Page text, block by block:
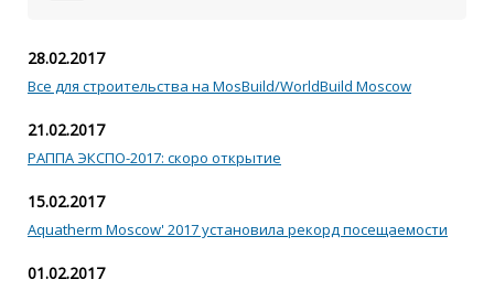
28.02.2017
Все для строительства на MosBuild/WorldBuild Moscow
21.02.2017
РАППА ЭКСПО-2017: скоро открытие
15.02.2017
Aquatherm Moscow' 2017 установила рекорд посещаемости
01.02.2017